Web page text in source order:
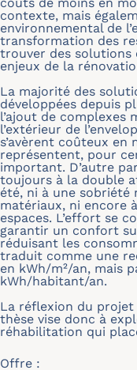
contexte, mais
environnemental de
transformation des
trouver des solutions
enjeux de la
La majorité des
développées depuis
l’ajout de complexes
l’extérieur de
s’avèrent coûteux en
représentent, pour
important. D’autre
toujours à la double
été, ni à une sobriété
matériaux, ni encore
espaces. L’effort se
garantir un confort
réduisant les
traduit comme une
en kWh/m²/an, mais
kWh/habitant/an.
La réflexion du projet
thèse vise donc à
réhabilitation qui
Offre :